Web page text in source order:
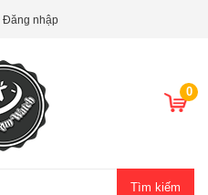
Đăng nhập
0
Tìm kiếm